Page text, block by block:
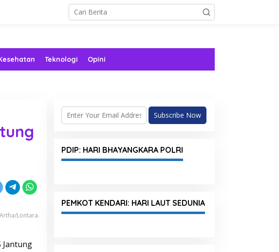
Teknologi Opini
Lontara.
Jantung
PDIP: HARI BHAYANGKARA POLRI
PEMKOT KENDARI: HARI LAUT SEDUNIA